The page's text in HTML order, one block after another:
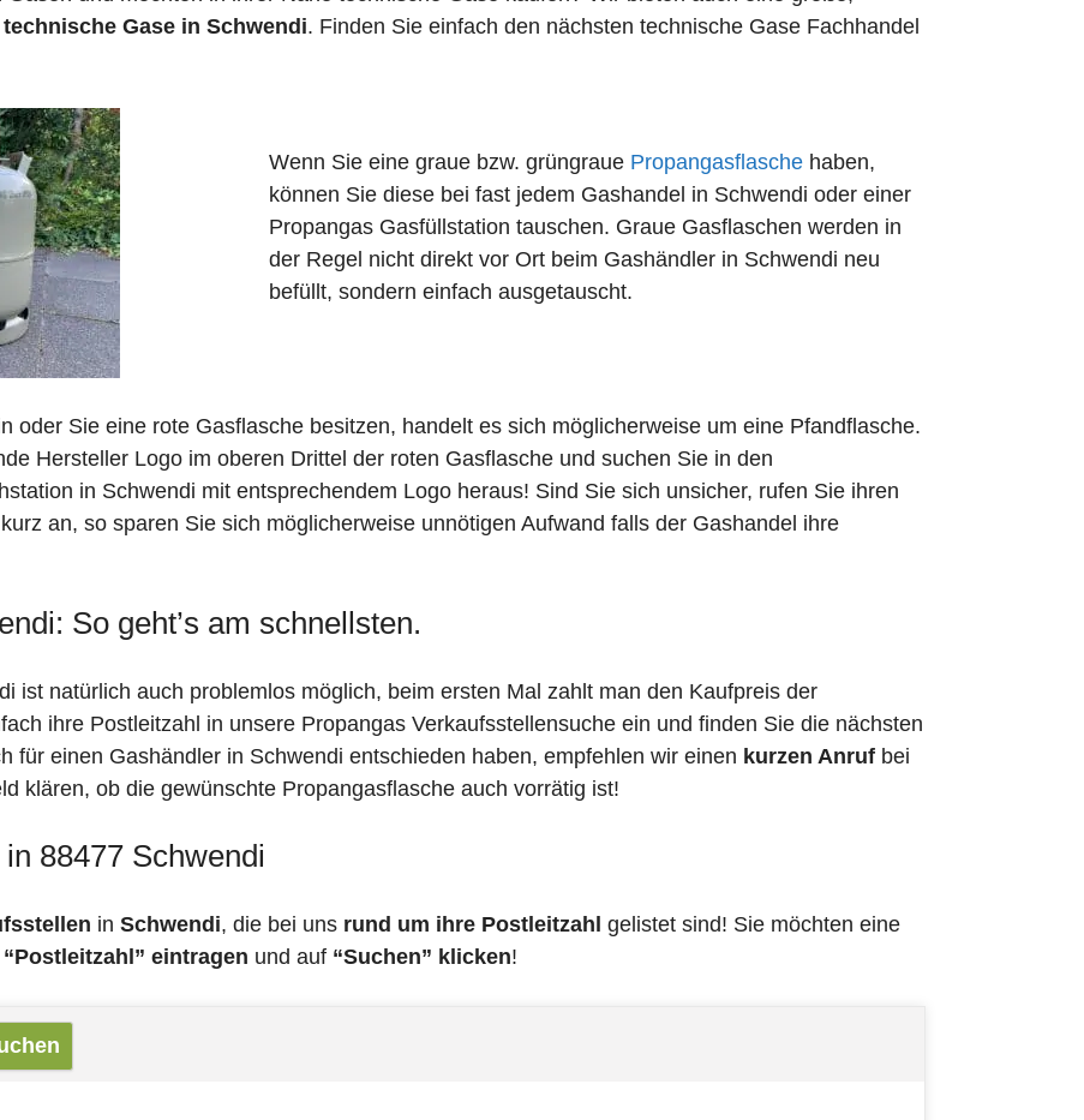
Gase in Schwendi. Finden Sie einfach den nächsten technische Gase Fachhandel
Wenn Sie eine graue bzw. grüngraue Propangasflaschehaben,
können Sie diese bei fast jedem Gashandel in Schwendi oder einer
Propangas Gasfüllstation tauschen. Graue Gasflaschen werden in
der Regel nicht direkt vor Ort beim Gashändler in Schwendi neu
befüllt, sondern einfach ausgetauscht.
oder Sie eine rote Gasflasche besitzen, handelt es sich möglicherweise um eine Pfandflasche.
Hersteller Logo im oberen Drittel der roten Gasflasche und suchen Sie in den
in Schwendi mit entsprechendem Logo heraus! Sind Sie sich unsicher, rufen Sie ihren
an, so sparen Sie sich möglicherweise unnötigen Aufwand falls der Gashandel ihre
So geht’s am schnellsten.
ist natürlich auch problemlos möglich, beim ersten Mal zahlt man den Kaufpreis der
ihre Postleitzahl in unsere Propangas Verkaufsstellensuche ein und finden Sie die nächsten
für einen Gashändler in Schwendi entschieden haben, empfehlen wir einen kurzen Anruf bei
klären, ob die gewünschte Propangasflasche auch vorrätig ist!
88477 Schwendi
in Schwendi, die bei uns rund um ihre Postleitzahl gelistet sind! Sie möchten eine
“Postleitzahl” eintragen und auf “Suchen” klicken!